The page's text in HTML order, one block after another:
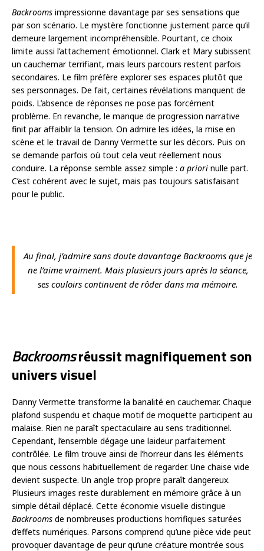
Backrooms impressionne davantage par ses sensations que
par son scénario. Le mystère fonctionne justement parce qu’il
demeure largement incompréhensible. Pourtant, ce choix
limite aussi l’attachement émotionnel. Clark et Mary subissent
un cauchemar terrifiant, mais leurs parcours restent parfois
secondaires. Le film préfère explorer ses espaces plutôt que
ses personnages. De fait, certaines révélations manquent de
poids. L’absence de réponses ne pose pas forcément
problème. En revanche, le manque de progression narrative
finit par affaiblir la tension. On admire les idées, la mise en
scène et le travail de Danny Vermette sur les décors. Puis on
se demande parfois où tout cela veut réellement nous
conduire. La réponse semble assez simple : a priori nulle part.
C’est cohérent avec le sujet, mais pas toujours satisfaisant
pour le public.
Au final, j’admire sans doute davantage Backrooms que je
ne l’aime vraiment. Mais plusieurs jours après la séance,
ses couloirs continuent de rôder dans ma mémoire.
Backroomsréussit magnifiquement son
univers visuel
Danny Vermette transforme la banalité en cauchemar. Chaque
plafond suspendu et chaque motif de moquette participent au
malaise. Rien ne paraît spectaculaire au sens traditionnel.
Cependant, l’ensemble dégage une laideur parfaitement
contrôlée. Le film trouve ainsi de l’horreur dans les éléments
que nous cessons habituellement de regarder. Une chaise vide
devient suspecte. Un angle trop propre paraît dangereux.
Plusieurs images reste durablement en mémoire grâce à un
simple détail déplacé. Cette économie visuelle distingue
Backrooms de nombreuses productions horrifiques saturées
d’effets numériques. Parsons comprend qu’une pièce vide peut
provoquer davantage de peur qu’une créature montrée sous